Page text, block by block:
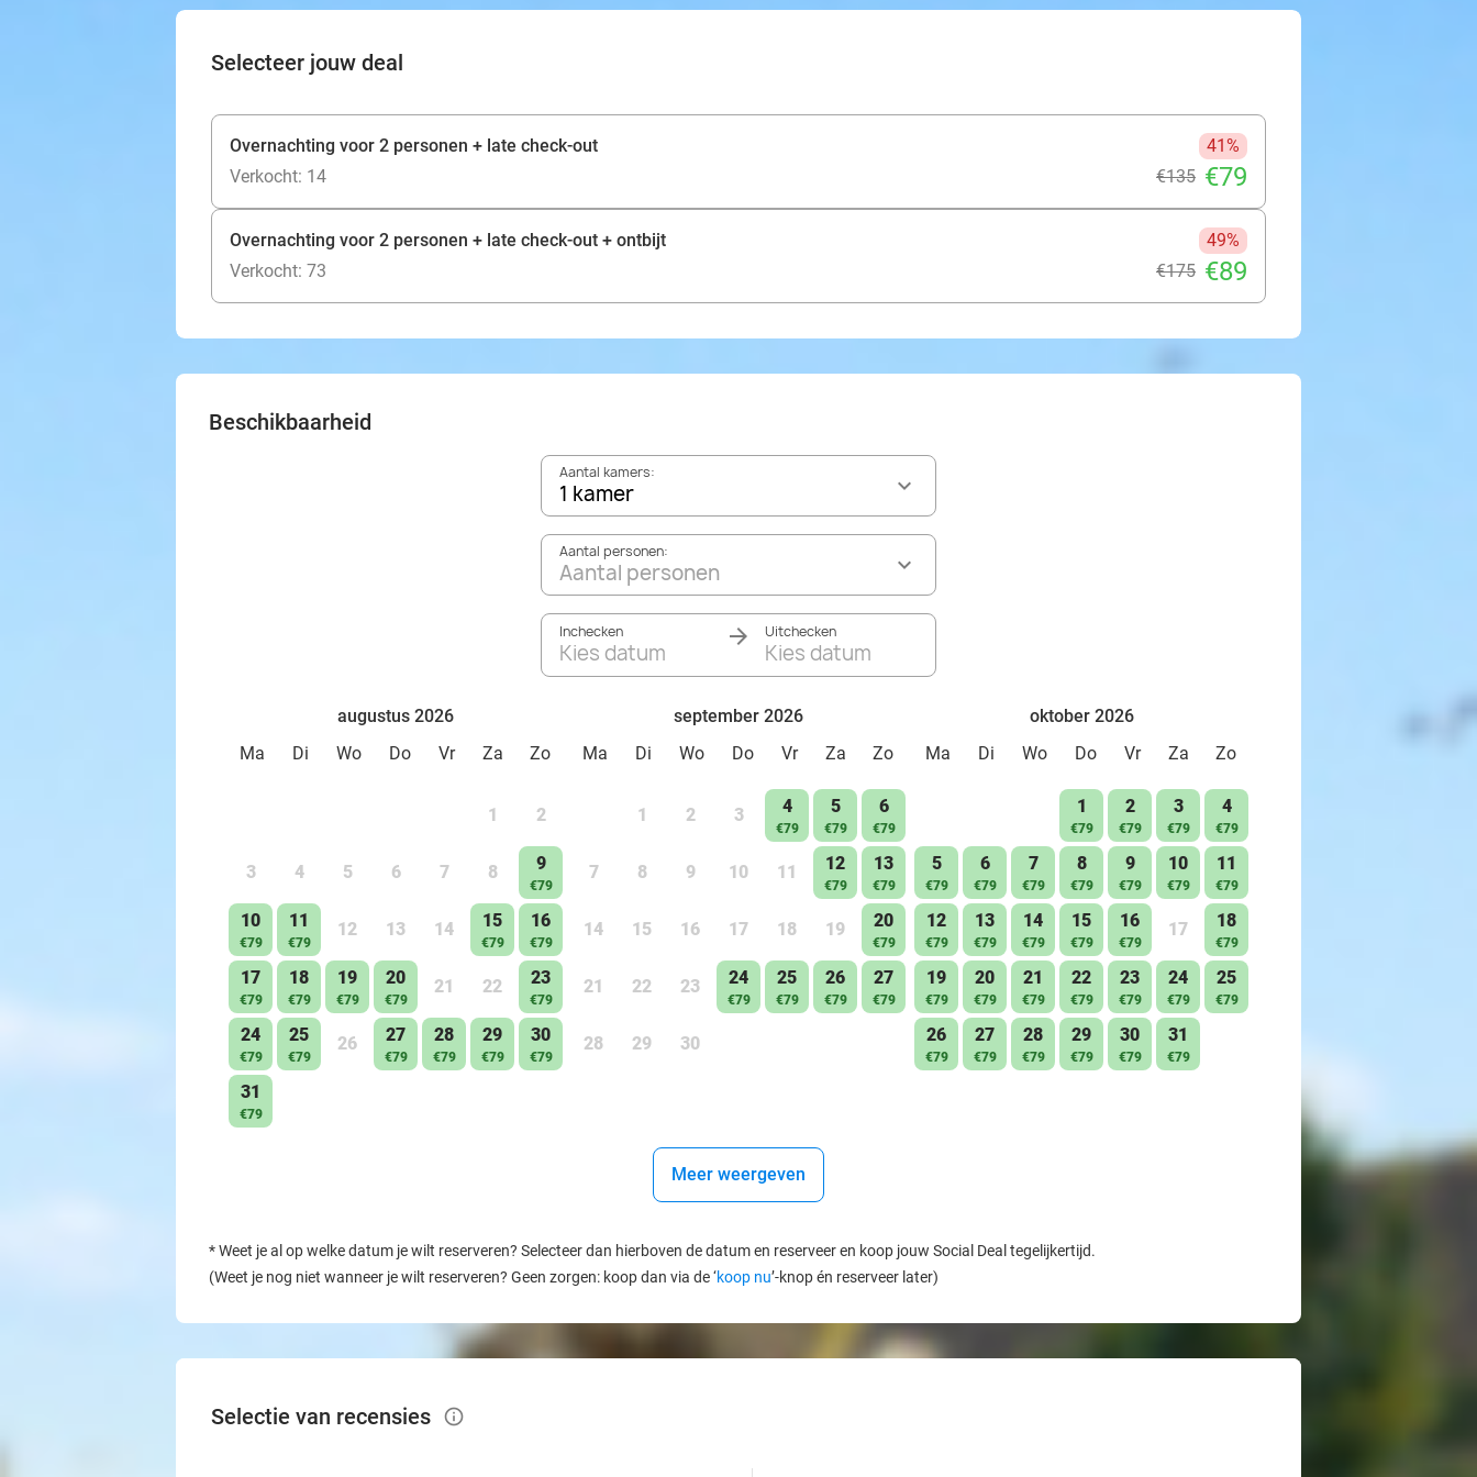
het historisch centrum van Leuven. Bezoek hier onder andere het M - Museum Leuven, het
gotische stadhuis, de Sint-Pieterskerk en de Abdij Keizersberg. Perfect voor een mini-break
Selecteer jouw deal
Overnachting voor 2 personen + late check-out
41%
Verkocht: 14
€135 €79
Overnachting voor 2 personen + late check-out + ontbijt
49%
Verkocht: 73
€175 €89
Beschikbaarheid
Aantal kamers:
1 kamer
Aantal personen:
Aantal personen
Inchecken
Kies datum
Uitchecken
Kies datum
augustus 2026
Ma
Di Wo Do Vr Za Zo
1 2
3 4 5 6 7 8 9
€79
10
€79
11
€79
12 13 14 15
€79
16
€79
17
€79
18
€79
19
€79
20
€79
21 22 23
€79
24
€79
25
€79
26 27
€79
28
€79
29
€79
30
€79
31
€79
september 2026
Ma
Di Wo Do Vr Za Zo
1 2 3 4
€79
5
€79
6
€79
7 8 9 10 11 12
€79
13
€79
14 15 16 17 18 19 20
€79
21 22 23 24
€79
25
€79
26
€79
27
€79
28 29 30
oktober 2026
Ma
Di Wo Do Vr Za Zo
1
€79
2
€79
3
€79
4
€79
5
€79
6
€79
7
€79
8
€79
9
€79
10
€79
11
€79
12
€79
13
€79
14
€79
15
€79
16
€79
17 18
€79
19
€79
20
€79
21
€79
22
€79
23
€79
24
€79
25
€79
26
€79
27
€79
28
€79
29
€79
30
€79
31
€79
Meer weergeven
*Weet je al op welke datum je wilt reserveren? Selecteer dan hierboven de datum en reserveer en koop jouw Social Deal tegelijkertijd.
(Weet je nog niet wanneer je wilt reserveren? Geen zorgen: koop dan via de ‘koop nu’-knop én reserveer later)
Selectie van recensies info_outlined